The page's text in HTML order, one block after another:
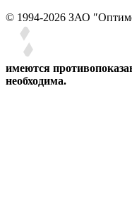
© 1994-2026 ЗАО
имеются
необходима.